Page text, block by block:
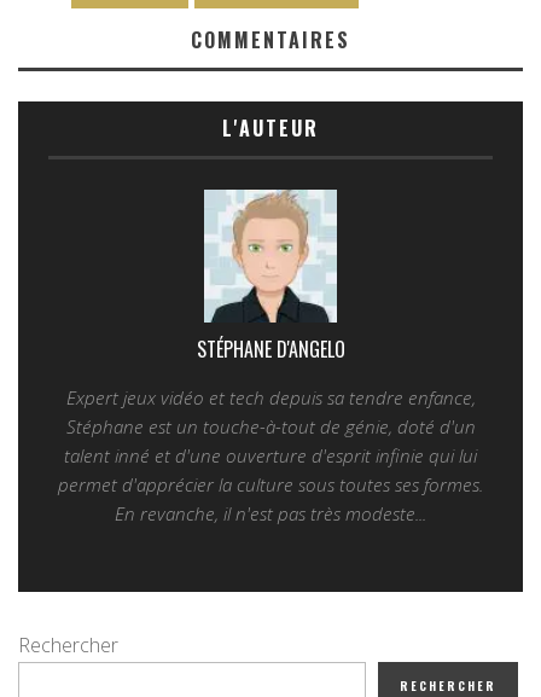
COMMENTAIRES
L'AUTEUR
STÉPHANE D'ANGELO
Expert jeux vidéo et tech depuis sa tendre enfance,
Stéphane est un touche-à-tout de génie, doté d'un
talent inné et d'une ouverture d'esprit infinie qui lui
permet d'apprécier la culture sous toutes ses formes.
En revanche, il n'est pas très modeste...
Rechercher
RECHERCHER